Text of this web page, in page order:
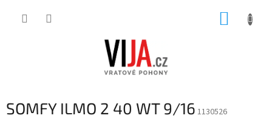
SOMFY ILMO 2 40 WT 9/16 1130526